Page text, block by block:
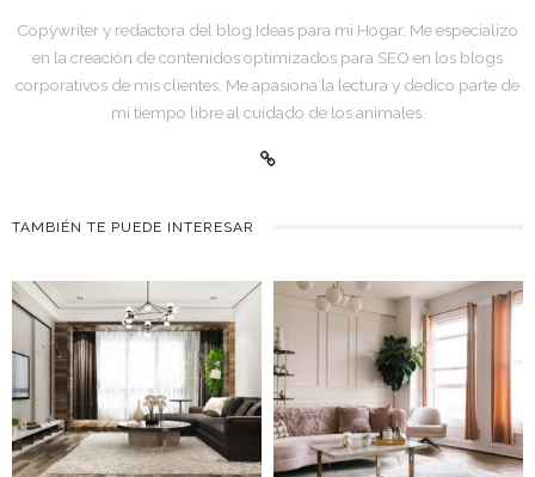
Copywriter y redactora del blog Ideas para mi Hogar. Me especializo
en la creación de contenidos optimizados para SEO en los blogs
corporativos de mis clientes. Me apasiona la lectura y dedico parte de
mi tiempo libre al cuidado de los animales.
TAMBIÉN TE PUEDE INTERESAR